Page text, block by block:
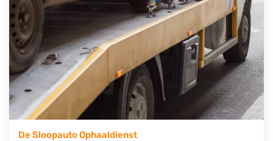
Wij kunnen u helpen met de inkoop van auto's van
eigenlijk alle merken, zoals Alfa Romeo, Audi, BMW,
Chevrolet, Citroën, Dacia, Fiat, Ford, Honda, Hyundai,
Kia, Mazda, Mercedes Benz, Mitsubishi, Nissan, Opel,
Peugeot, Porsche, Renault, Seat, Skoda, Suzuki, Tesla,
Toyota, Volkswagen en Volvo.
De Sloopauto Ophaaldienst